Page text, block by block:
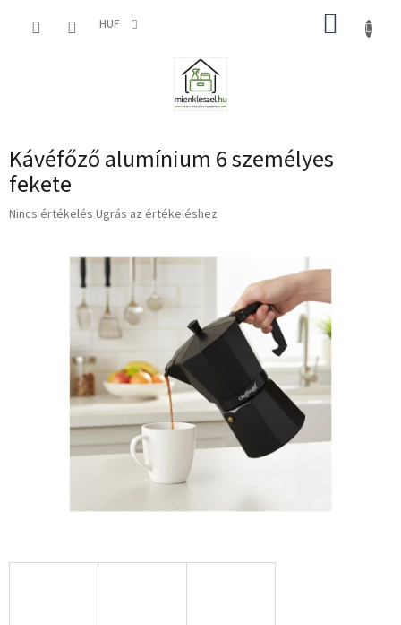
HUF KOSÁR
Kávéfőző alumínium 6 személyes
fekete
A
Nincs értékelés Ugrás az értékeléshez